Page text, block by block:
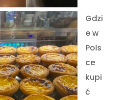
Gdzi
e w
Pols
ce
kupi
ć